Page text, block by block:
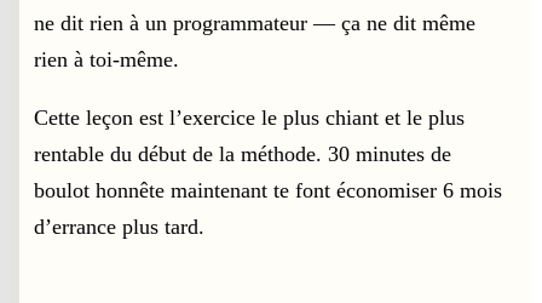
ne dit rien à un programmateur — ça ne dit même
rien à toi-même.
Cette leçon est l’exercice le plus chiant et le plus
rentable du début de la méthode. 30 minutes de
boulot honnête maintenant te font économiser 6 mois
d’errance plus tard.